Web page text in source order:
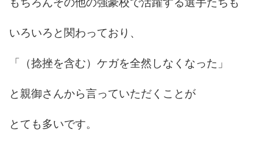
いろいろと関わっており、
「（捻挫を含む）ケガを全然しなくなった」
と親御さんから言っていただくことが
とても多いです。